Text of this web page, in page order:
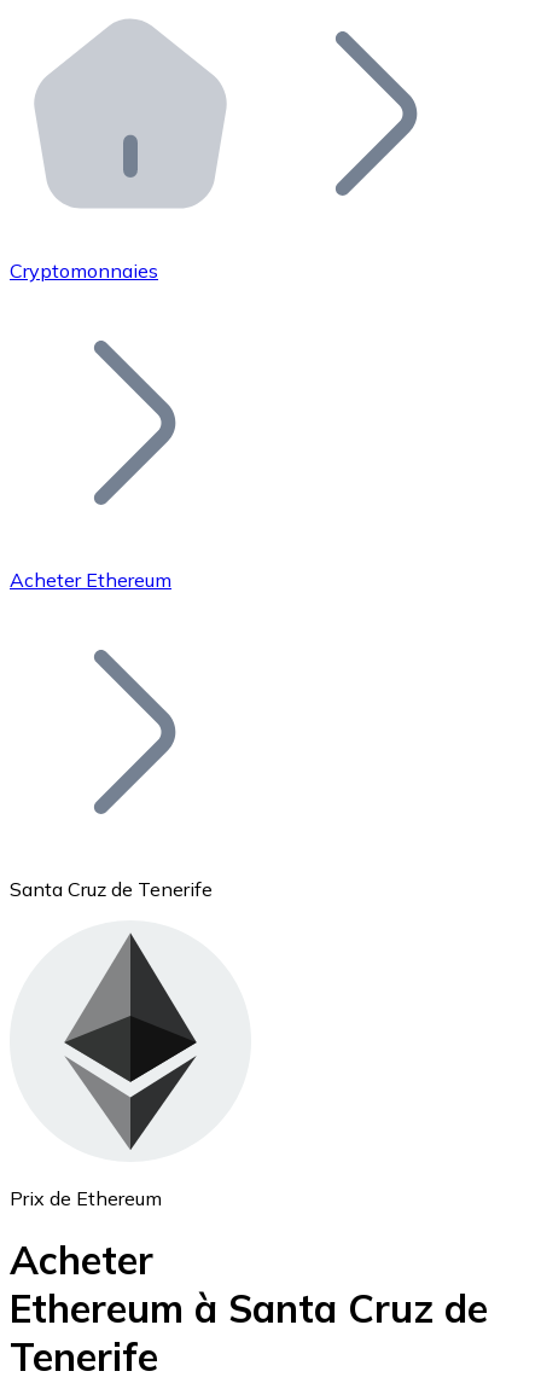
Distributeurs automatiques Bitnovo
Intégrez un ATM Bitnovo dans votre entreprise et
API Bitnovo
Intégrez notre API dans votre écosystème.
Rejoignez notre réseau de distributeurs et
Ajoutez le token de votre projet à notre service
Bitcoin
Ethereum
ETH
USD Coin
Cryptomonnaies
Acheter Ethereum
Santa Cruz de Tenerife
Prix de Ethereum
Acheter
Ethereum à Santa Cruz de
Tenerife